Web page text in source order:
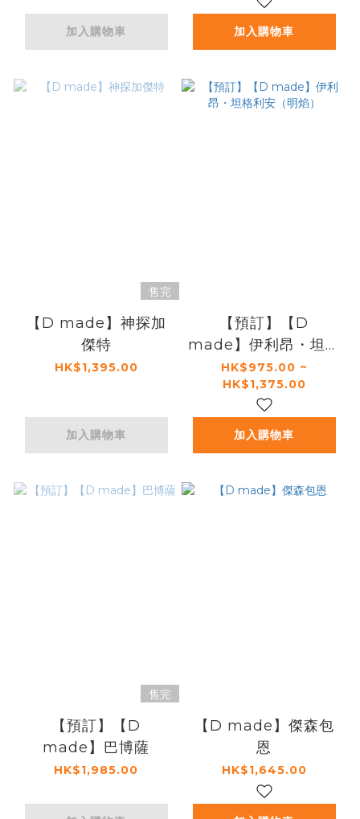
加入購物車 加入購物車
售完
【D made】神探加
傑特
HK$1,395.00
加入購物車
【預訂】【D
made】伊利昂・坦格
利安（明焰）
HK$975.00 ~
HK$1,375.00
加入購物車
售完
【預訂】【D
made】巴博薩
HK$1,985.00
【D made】傑森包
恩
HK$1,645.00